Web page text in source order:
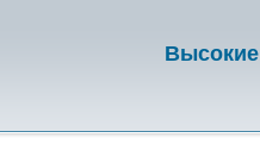
Высокие